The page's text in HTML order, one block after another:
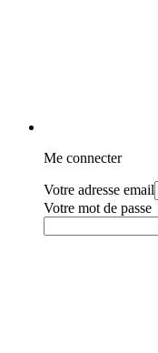
Me connecter
Votre adresse email
Votre mot de passe